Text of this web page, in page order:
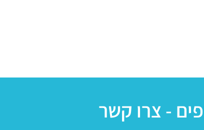
- צרו קשר